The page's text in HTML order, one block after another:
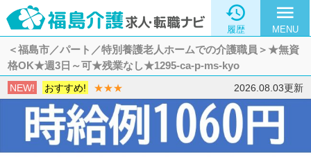

履歴
menu
MENU
＜福島市／パート／特別養護老人ホームでの介護職員＞★無資
格OK★週3日～可★残業なし★1295-ca-p-ms-kyo
NEW! おすすめ! ★★★ 2026.08.03更新